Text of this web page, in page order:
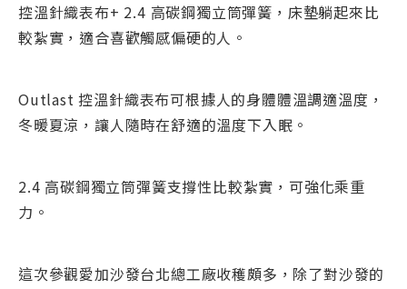
控溫針織表布+ 2.4 ⾼碳鋼獨立筒彈簧，床墊躺起來比
較紮實，適合喜歡觸感偏硬的人。
Outlast 控溫針織表布可根據人的身體體溫調適溫度，
冬暖夏涼，讓人隨時在舒適的溫度下入眠。
2.4 ⾼碳鋼獨立筒彈簧支撐性比較紮實，可強化乘重
力。
這次參觀愛加沙發台北總工廠收穫頗多，除了對沙發的